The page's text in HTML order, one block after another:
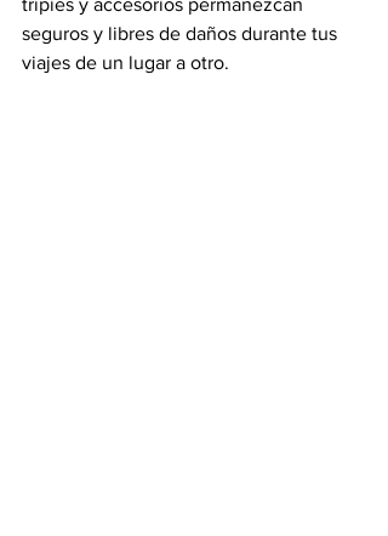
seguros y libres de daños durante tus
viajes de un lugar a otro.